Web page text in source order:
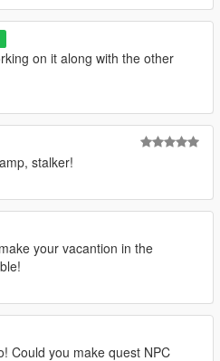
on it along with the other
stalker!
your vacantion in the
Could you make quest NPC